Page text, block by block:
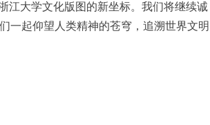
江大学文化版图的新坐标。我们将继续诚
一起仰望人类精神的苍穹，追溯世界文明